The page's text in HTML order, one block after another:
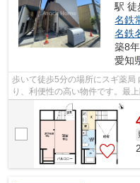
駅 徒
名鉄
名鉄
築8
愛知
歩いて徒歩5分の場所にスギ薬局
り、利便性の高い物件です。最
いいただけるので、カードで決済